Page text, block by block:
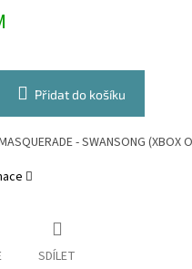
Přidat do košíku
- SWANSONG (XBOX
SDÍLET